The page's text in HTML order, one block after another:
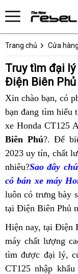
Trang chủ Cửa
Truy tìm đại lý xe CT125 ABS chính hãng tại
Điện Biên Phủ
Xin chào bạn, công
ty
có
bạn đang tìm hiểu
xe Honda CT125
Biên Phủ?. Để
2023 uy tín, thảo
luận
chất
nhiêu?địa
chỉ
bán
CT125
tốt
Sao đây
tâm
có bán xe máy
luôn có trưng bày
tại Điện Biên Phủ
Hiện nay, xe
gian
tại Điện
máy mới
nhất
chất lượng
tìm được đại lý,
xe
CT125 nhập